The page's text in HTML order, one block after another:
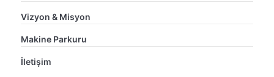
Vizyon & Misyon
Makine Parkuru
İletişim